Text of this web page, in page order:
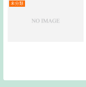
未分類